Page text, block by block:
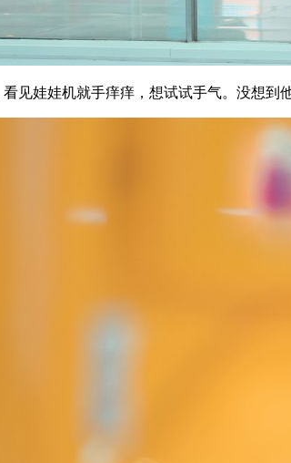
见娃娃机就手痒痒，想试试手气。没想